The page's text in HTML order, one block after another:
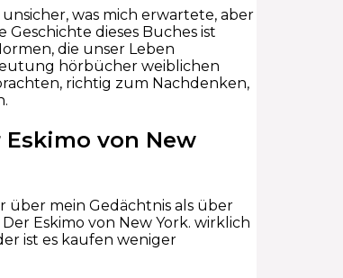
was mich erwartete, aber
dieses Buches ist
die unser Leben
hörbücher weiblichen
richtig zum Nachdenken,
Eskimo von New
über mein Gedächtnis als über
Eskimo von New York. wirklich
ist es kaufen weniger